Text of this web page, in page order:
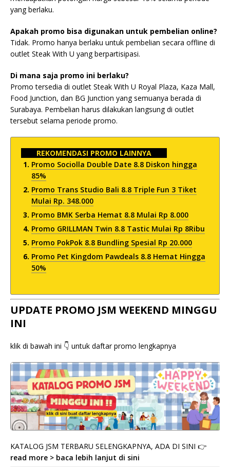
yang berlaku.
Apakah promo bisa digunakan untuk pembelian online?
Tidak. Promo hanya berlaku untuk pembelian secara offline di
outlet Steak With U yang berpartisipasi.
Di mana saja promo ini berlaku?
Promo tersedia di outlet Steak With U Royal Plaza, Kaza Mall,
Food Junction, dan BG Junction yang semuanya berada di
Surabaya. Pembelian harus dilakukan langsung di outlet
tersebut selama periode promo.
REKOMENDASI PROMO LAINNYA
Promo Sociolla Double Date 8.8 Diskon hingga
85%
Promo Trans Studio Bali 8.8 Triple Fun 3 Tiket
Mulai Rp. 348.000
Promo BMK Serba Hemat 8.8 Mulai Rp 8.000
Promo GRILLMAN Twin 8.8 Tastic Mulai Rp 8Ribu
Promo PokPok 8.8 Bundling Spesial Rp 20.000
Promo Pet Kingdom Pawdeals 8.8 Hemat Hingga
50%
UPDATE PROMO JSM WEEKEND MINGGU
INI
klik di bawah ini 👇 untuk daftar promo lengkapnya
KATALOG JSM TERBARU SELENGKAPNYA, ADA DI SINI 👉
read more > baca lebih lanjut di sini